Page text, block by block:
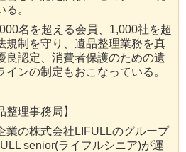
。
名を超える会員、1,000社を超
規制を守り、遺品整理業務を真
良認定、消費者保護のための遺
ンの制定もおこなっている。
整理事務局】
業の株式会社LIFULLのグループ
senior(ライフルシニア)が運